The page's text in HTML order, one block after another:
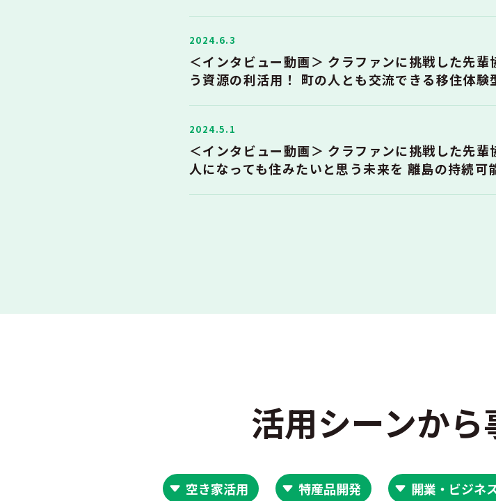
2024.6.3
＜インタビュー動画＞ クラファンに挑戦した先
う資源の利活用！ 町の人とも交流できる移住体
2024.5.1
＜インタビュー動画＞ クラファンに挑戦した先
人になっても住みたいと思う未来を 離島の持続可
活用シーンか
空き家活用 特産品開発 開業・ビジネ